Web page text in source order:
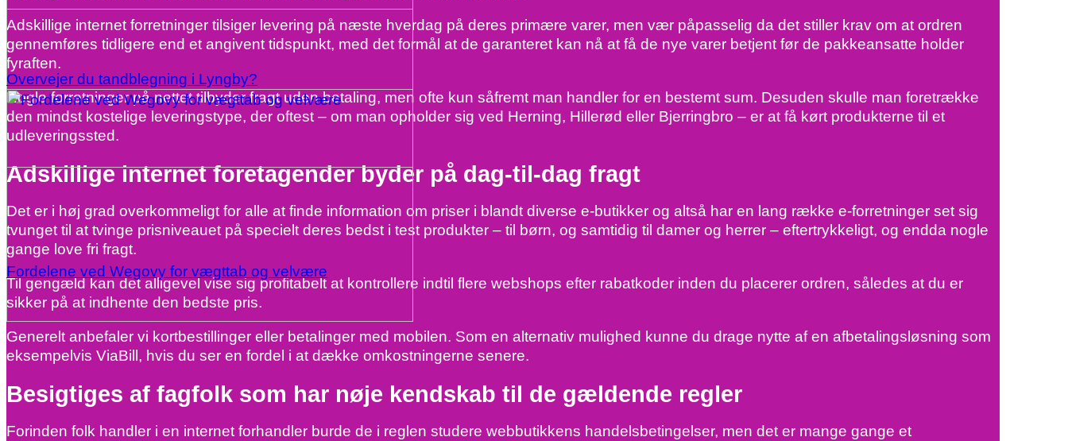
Overvejer du tandblegning i Lyngby?
Fordelene ved Wegovy for vægttab og velvære
Adskillige internet forretninger tilsiger levering på næste hverdag på deres primære varer, men vær påpasselig da det stiller krav om at ordren
gennemføres tidligere end et angivent tidspunkt, med det formål at de garanteret kan nå at få de nye varer betjent før de pakkeansatte holder
fyraften.
Nogle forretninger på nettet tilbyder fragt uden betaling, men ofte kun såfremt man handler for en bestemt sum. Desuden skulle man foretrække
den mindst kostelige leveringstype, der oftest – om man opholder sig ved Herning, Hillerød eller Bjerringbro – er at få kørt produkterne til et
udleveringssted.
Adskillige internet foretagender byder på dag-til-dag fragt
Det er i høj grad overkommeligt for alle at finde information om priser i blandt diverse e-butikker og altså har en lang række e-forretninger set sig
tvunget til at tvinge prisniveauet på specielt deres bedst i test produkter – til børn, og samtidig til damer og herrer – eftertrykkeligt, og endda nogle
gange love fri fragt.
Til gengæld kan det alligevel vise sig profitabelt at kontrollere indtil flere webshops efter rabatkoder inden du placerer ordren, således at du er
sikker på at indhente den bedste pris.
Generelt anbefaler vi kortbestillinger eller betalinger med mobilen. Som en alternativ mulighed kunne du drage nytte af en afbetalingsløsning som
eksempelvis ViaBill, hvis du ser en fordel i at dække omkostningerne senere.
Besigtiges af fagfolk som har nøje kendskab til de gældende regler
Forinden folk handler i en internet forhandler burde de i reglen studere webbutikkens handelsbetingelser, men det er mange gange et